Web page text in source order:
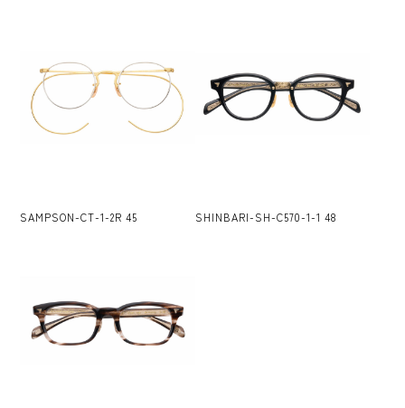
WATCH
EYEWEAR
NEWS
BLOG
RESERVE
SAMPSON-CT-1-2R 45 SHINBARI-SH-C570-1-1 48